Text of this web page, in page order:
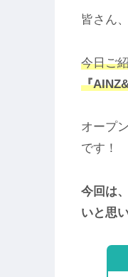
皆さん
今日ご
『
オープ
です！
今回は
いと思